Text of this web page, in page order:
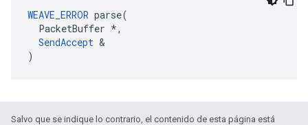
WEAVE_ERROR parse(
  PacketBuffer *,
SendAccept &
)
Salvo que se indique lo contrario, el contenido de esta página está